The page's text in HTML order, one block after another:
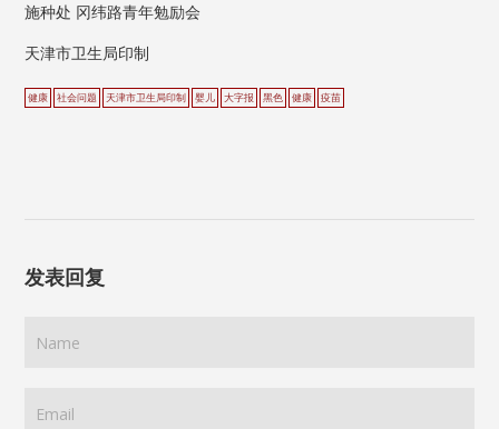
施种处 冈纬路青年勉励会
天津市卫生局印制
健康 社会问题 天津市卫生局印制 婴儿 大字报 黑色 健康 疫苗
发表回复